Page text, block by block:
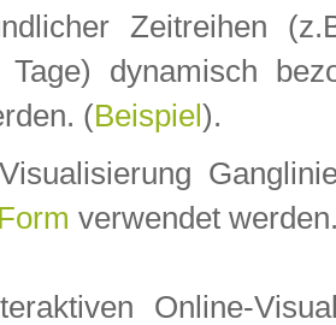
Zeitreihen
Tage) dynamisch
(Beispiel ).
verwendet
Online-